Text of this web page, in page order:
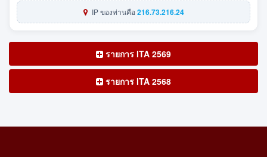
IP ของท่านคือ216.73.216.24
รายการ ITA 2569
รายการ ITA 2568